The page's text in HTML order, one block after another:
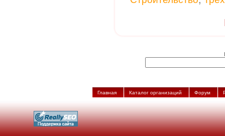
Главная Каталог организаций Форум